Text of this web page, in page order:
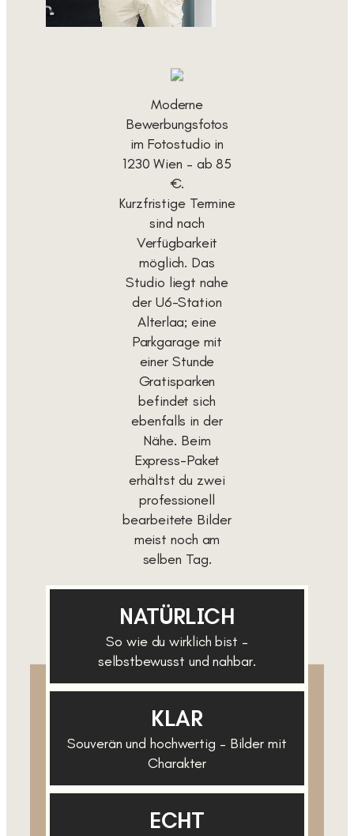
Moderne
Bewerbungsfotos
im Fotostudio in
1230 Wien – ab 85
€.
Kurzfristige Termine
sind nach
Verfügbarkeit
möglich. Das
Studio liegt nahe
der U6-Station
Alterlaa; eine
Parkgarage mit
einer Stunde
Gratisparken
befindet sich
ebenfalls in der
Nähe. Beim
Express-Paket
erhältst du zwei
professionell
bearbeitete Bilder
meist noch am
selben Tag.
NATÜRLICH
So wie du wirklich bist –
selbstbewusst und nahbar.
KLAR
Souverän und hochwertig – Bilder mit
Charakter
ECHT